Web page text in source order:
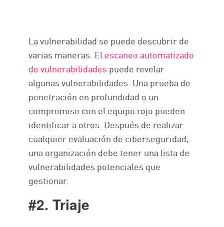
La vulnerabilidad se puede descubrir de
varias maneras. El escaneo automatizado
de vulnerabilidades puede revelar
algunas vulnerabilidades. Una prueba de
penetración en profundidad o un
compromiso con el equipo rojo pueden
identificar a otros. Después de realizar
cualquier evaluación de ciberseguridad,
una organización debe tener una lista de
vulnerabilidades potenciales que
gestionar.
#2. Triaje